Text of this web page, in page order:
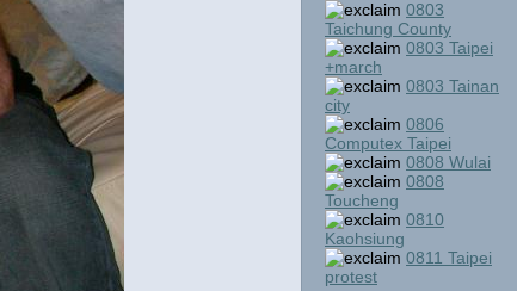
0803
Taichung County
0803 Taipei
+march
0803 Tainan
city
0806
Computex Taipei
0808 Wulai
0808
Toucheng
0810
Kaohsiung
0811 Taipei
protest